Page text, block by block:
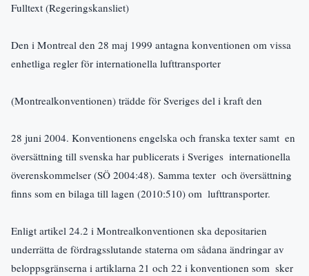
Fulltext (Regeringskansliet)
Den i Montreal den 28 maj 1999 antagna konventionen om vissa
enhetliga regler för internationella lufttransporter
(Montrealkonventionen) trädde för Sveriges del i kraft den
28 juni 2004. Konventionens engelska och franska texter samt  en
översättning till svenska har publicerats i Sveriges  internationella
överenskommelser (SÖ 2004:48). Samma texter  och översättning
finns som en bilaga till lagen (2010:510) om  lufttransporter.
Enligt artikel 24.2 i Montrealkonventionen ska depositarien
underrätta de fördragsslutande staterna om sådana ändringar av
beloppsgränserna i artiklarna 21 och 22 i konventionen som  sker